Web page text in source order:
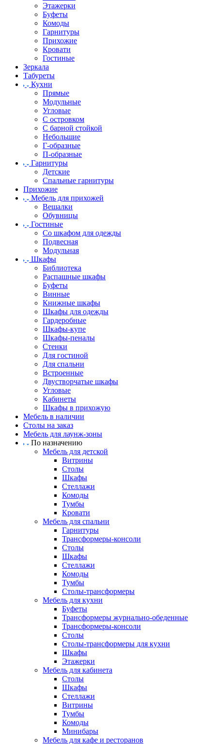
Этажерки
Буфеты
Комоды
Гарнитуры
Прихожие
Кровати
Гостиные
Зеркала
Табуреты
Кухни
Прямые
Модульные
Угловые
С островком
С барной стойкой
Небольшие
Г-образные
П-образные
Гарнитуры
Детские
Спальные гарнитуры
Прихожие
Мебель для прихожей
Вешалки
Обувницы
Гостиные
Со шкафом для одежды
Подвесная
Модульная
Шкафы
Библиотека
Распашные шкафы
Буфеты
Винные
Книжные шкафы
Шкафы для одежды
Гардеробные
Шкафы-купе
Шкафы-пеналы
Стенки
Для гостиной
Для спальни
Встроенные
Двустворчатые шкафы
Угловые
Кабинеты
Шкафы в прихожую
Мебель в наличии
Столы на заказ
Мебель для лаунж-зоны
По назначению
Мебель для детской
Витрины
Столы
Шкафы
Стеллажи
Комоды
Тумбы
Кровати
Мебель для спальни
Гарнитуры
Трансформеры-консоли
Столы
Шкафы
Стеллажи
Комоды
Тумбы
Столы-трансформеры
Мебель для кухни
Буфеты
Трансформеры журнально-обеденные
Трансформеры-консоли
Столы
Столы-трансформеры для кухни
Шкафы
Этажерки
Мебель для кабинета
Столы
Шкафы
Стеллажи
Витрины
Тумбы
Комоды
Минибары
Мебель для кафе и ресторанов